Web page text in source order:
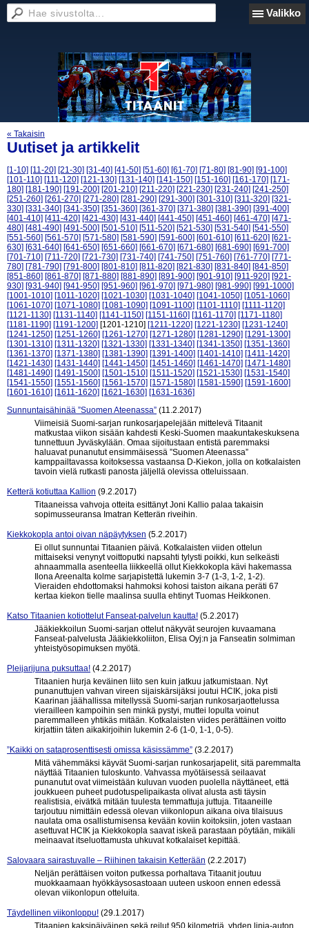
Valikko
« Takaisin
Uutiset ja artikkelit
[1-10] [11-20] [21-30] [31-40] [41-50] [51-60] [61-70] [71-80] [81-90] [91-100]
[101-110] [111-120] [121-130] [131-140] [141-150] [151-160] [161-170] [171-
180] [181-190] [191-200] [201-210] [211-220] [221-230] [231-240] [241-250]
[251-260] [261-270] [271-280] [281-290] [291-300] [301-310] [311-320] [321-
330] [331-340] [341-350] [351-360] [361-370] [371-380] [381-390] [391-400]
[401-410] [411-420] [421-430] [431-440] [441-450] [451-460] [461-470] [471-
480] [481-490] [491-500] [501-510] [511-520] [521-530] [531-540] [541-550]
[551-560] [561-570] [571-580] [581-590] [591-600] [601-610] [611-620] [621-
630] [631-640] [641-650] [651-660] [661-670] [671-680] [681-690] [691-700]
[701-710] [711-720] [721-730] [731-740] [741-750] [751-760] [761-770] [771-
780] [781-790] [791-800] [801-810] [811-820] [821-830] [831-840] [841-850]
[851-860] [861-870] [871-880] [881-890] [891-900] [901-910] [911-920] [921-
930] [931-940] [941-950] [951-960] [961-970] [971-980] [981-990] [991-1000]
[1001-1010] [1011-1020] [1021-1030] [1031-1040] [1041-1050] [1051-1060]
[1061-1070] [1071-1080] [1081-1090] [1091-1100] [1101-1110] [1111-1120]
[1121-1130] [1131-1140] [1141-1150] [1151-1160] [1161-1170] [1171-1180]
[1181-1190] [1191-1200] [1201-1210] [1211-1220] [1221-1230] [1231-1240]
[1241-1250] [1251-1260] [1261-1270] [1271-1280] [1281-1290] [1291-1300]
[1301-1310] [1311-1320] [1321-1330] [1331-1340] [1341-1350] [1351-1360]
[1361-1370] [1371-1380] [1381-1390] [1391-1400] [1401-1410] [1411-1420]
[1421-1430] [1431-1440] [1441-1450] [1451-1460] [1461-1470] [1471-1480]
[1481-1490] [1491-1500] [1501-1510] [1511-1520] [1521-1530] [1531-1540]
[1541-1550] [1551-1560] [1561-1570] [1571-1580] [1581-1590] [1591-1600]
[1601-1610] [1611-1620] [1621-1630] [1631-1636]
Sunnuntaisähinää ”Suomen Ateenassa” (11.2.2017)
Viimeisiä Suomi-sarjan runkosarjapelejään mittelevä Titaanit
matkustaa viikon sisään kahdesti Keski-Suomen maakuntakeskuksena
tunnettuun Jyväskylään. Omaa sijoitustaan entistä paremmaksi
haluavat punanutut ensimmäisessä ”Suomen Ateenassa”
kamppailtavassa koitoksessa vastaansa D-Kiekon, jolla on kotkalaisten
tavoin vielä rutkasti panosta jäljellä olevissa otteluissaan.
Ketterä kotiuttaa Kallion (9.2.2017)
Titaaneissa vahvoja otteita esittänyt Joni Kallio palaa takaisin
sopimusseuransa Imatran Ketterän riveihin.
Kiekkokopla antoi oivan näpäytyksen (5.2.2017)
Ei ollut sunnuntai Titaanien päivä. Kotkalaisten viiden ottelun
mittaiseksi venynyt voittoputki napsahti tylysti poikki, kun selkeästi
ahnaammalla asenteella liikkeellä ollut Kiekkokopla kävi hakemassa
Ilona Areenalta kolme sarjapistettä lukemin 3-7 (1-3, 1-2, 1-2).
Vieraiden ehdottomaksi hahmoksi kohosi taiston aikana peräti 67
kertaa kiekon tielle maalinsa suulla ehtinyt Tuomas Heikkonen.
Katso Titaanien kotiottelut Fanseat-palvelun kautta! (5.2.2017)
Jääkiekkoilun Suomi-sarjan ottelut näkyvät seurojen kuvaamana
Fanseat-palvelusta Jääkiekkoliiton, Elisa Oyj:n ja Fanseatin solmiman
yhteistyösopimuksen myötä.
Pleijarijuna puksuttaa! (4.2.2017)
Titaanien hurja keväinen liito sen kuin jatkuu jatkumistaan. Nyt
punanuttujen vahvan vireen sijaiskärsijäksi joutui HCIK, joka pisti
Kaarinan jäähallissa mitellyssä Suomi-sarjan runkosarjaottelussa
vierailleen kampoihin sen minkä pystyi, muttei lopulta voinut
paremmalleen yhtikäs mitään. Kotkalaisten viides perättäinen voitto
kirjattiin täten aikakirjoihin lukemin 2-6 (1-0, 1-1, 0-5).
”Kaikki on sataprosenttisesti omissa käsissämme” (3.2.2017)
Mitä vähemmäksi käyvät Suomi-sarjan runkosarjapelit, sitä paremmalta
näyttää Titaanien tuloskunto. Vahvassa myötäisessä seilaavat
punanutut ovat viimeistään kuluvan vuoden puolella näyttäneet, että
joukkueen puheet pudotuspelipaikasta olivat alusta asti täysin
realistisia, eivätkä mitään tuulesta temmattuja juttuja. Titaaneille
tarjoutuu nimittäin edessä olevan viikonlopun aikana oiva tilaisuus
naulata oma osallistumisensa kevään koviin koitoksiin, joten vastaan
asettuvat HCIK ja Kiekkokopla saavat iskeä parastaan pöytään, mikäli
meinaavat itseluottamusta uhkuvat kotkalaiset kepittää.
Salovaara sairastuvalle – Riihinen takaisin Ketterään (2.2.2017)
Neljän perättäisen voiton putkessa porhaltava Titaanit joutuu
muokkaamaan hyökkäysosastoaan uuteen uskoon ennen edessä
olevan viikonlopun otteluita.
Täydellinen viikonloppu! (29.1.2017)
Titaanien kaksipäiväinen sekä reilut 950 kilometriä, yhden linja-auton